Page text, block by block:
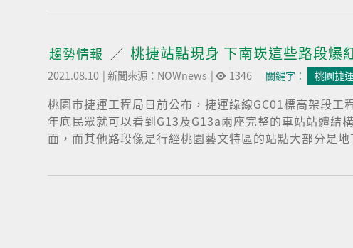
趨勢情報 桃捷站點現身 下南崁這些路段爆
2021.08.10 |新聞來源：NOWnews | 1346 關鍵字︰ 桃園捷運
桃園市捷運工程局日前公布，捷運綠線GC01標高架段
年底民眾就可以看到G13及G13a兩座完整的車站站體結
面，而其他路段像是行經桃園藝文特區的站點大部分是